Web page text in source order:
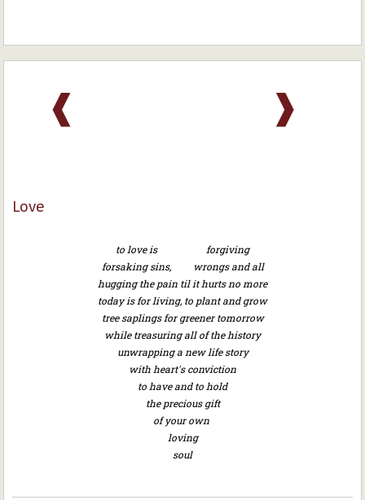
❱
❰
Love
to love is forgiving
forsaking sins, wrongs and all
hugging the pain til it hurts no more
today is for living, to plant and grow
tree saplings for greener tomorrow
while treasuring all of the history
unwrapping a new life story
with heart's conviction
to have and to hold
the precious gift
of your own
loving
soul